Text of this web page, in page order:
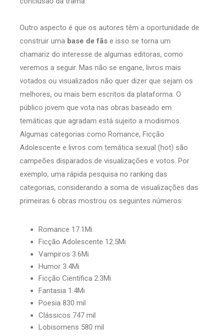
Outro aspecto é que os autores têm a oportunidade de
construir uma base de fãs e isso se torna um
chamariz do interesse de algumas editoras, como
veremos a seguir. Mas não se engane, livros mais
votados ou visualizados não quer dizer que sejam os
melhores, ou mais bem escritos da plataforma. O
público jovem que vota nas obras baseado em
temáticas que agradam está sujeito a modismos.
Algumas categorias como Romance, Ficção
Adolescente e livros com temática sexual (hot) são
campeões disparados de visualizações e votos. Por
exemplo, uma rápida pesquisa no ranking das
categorias, considerando a soma de visualizações das
primeiras 6 obras mostrou os seguintes números:
Romance 17.1Mi
Ficção Adolescente 12.5Mi
Vampiros 3.6Mi
Humor 3.4Mi
Ficção Científica 2.3Mi
Fantasia 1.4Mi
Poesia 830 mil
Clássicos 747 mil
Lobisomens 580 mil